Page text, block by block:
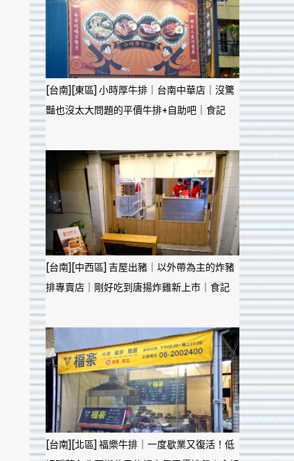
[台南][東區] 小時厚牛排｜台南中華店｜沒驚
豔也沒太大問題的平價牛排+自助吧｜食記
[台南][中西區] 吉屋出豬｜以外帶為主的炸豬
排專賣店｜剛好吃到唐揚炸雞新上市｜食記
[台南][北區] 福樂牛排｜一度歇業又復活！低